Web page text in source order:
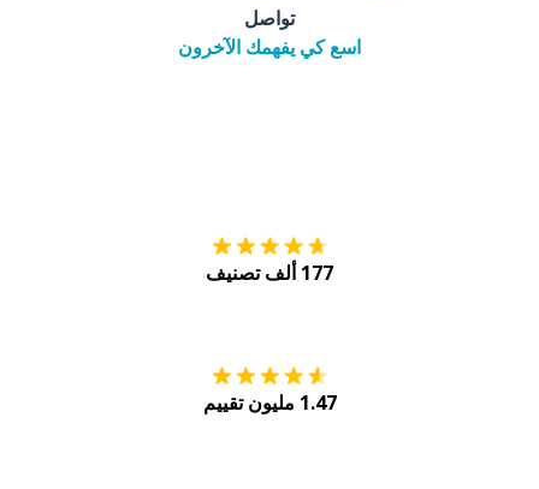
تواصل
اسع كي يفهمك الآخرون
177 ألف تصنيف
1.47 مليون تقييم